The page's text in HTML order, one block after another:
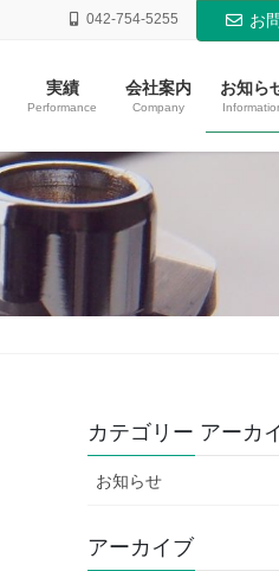
042-754-5255 お
実績
Performance
会社案内
Company
お知ら
カテゴリー アーカ
お知らせ
アーカイブ